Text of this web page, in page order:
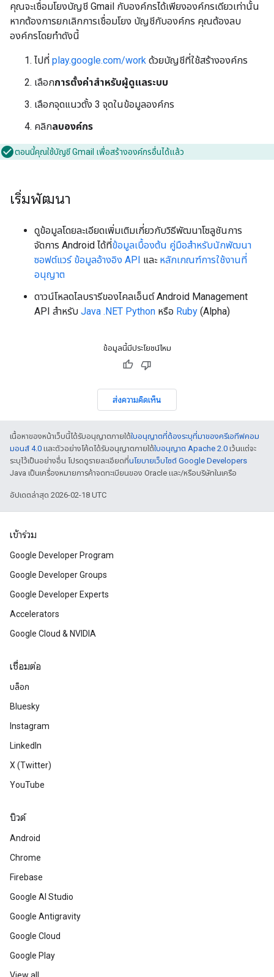
คุณจะเชื่อมโยงบัญชี Gmail กับองค์กรได้เพียงองค์กรเดียวเท่านั้น
หากต้องการยกเลิกการเชื่อมโยง บัญชีกับองค์กร คุณต้องลบ
องค์กรโดยทำดังนี้
ไปที่ play.google.com/work ด้วยบัญชีที่ใช้สร้างองค์กร
เลือกการตั้งค่าสำหรับผู้ดูแลระบบ
เลือกจุดแนวตั้ง 3 จุดในข้อมูลองค์กร
คลิกลบองค์กร
ตอนนี้คุณใช้บัญชี Gmail เพื่อสร้างองค์กรอื่นได้แล้ว
เริ่มพัฒนา
ดูข้อมูลโดยละเอียดเพิ่มเติมเกี่ยวกับวิธีพัฒนาโซลูชันการ
จัดการ Android ได้ที่ข้อมูลเบื้องต้น คู่มือสำหรับนักพัฒนา
ซอฟต์แวร์ ข้อมูลอ้างอิง API และ หลักเกณฑ์การใช้งานที่
อนุญาต
ดาวน์โหลดไลบรารีของไคลเอ็นต์ Android Management
API สำหรับ Java .NET Python หรือ Ruby (Alpha)
ข้อมูลนี้มีประโยชน์ไหม
ส่งความคิดเห็น
เนื้อหาของหน้าเว็บนี้ได้รับอนุญาตภายใต้ใบอนุญาตที่ต้องระบุที่มาของครีเอทีฟคอม
มอนส์ 4.0 และตัวอย่างโค้ดได้รับอนุญาตภายใต้ใบอนุญาต Apache 2.0 เว้นแต่จะ
ระบุไว้เป็นอย่างอื่น โปรดดูรายละเอียดที่นโยบายเว็บไซต์ Google Developers
Java เป็นเครื่องหมายการค้าจดทะเบียนของ Oracle และ/หรือบริษัทในเครือ
อัปเดตล่าสุด 2026-02-18 UTC
เข้าร่วม
Google Developer Program
Google Developer Groups
Google Developer Experts
Accelerators
Google Cloud & NVIDIA
เชื่อมต่อ
บล็อก
Bluesky
Instagram
LinkedIn
X (Twitter)
YouTube
บิวด์
Android
Chrome
Firebase
Google AI Studio
Google Antigravity
Google Cloud
Google Play